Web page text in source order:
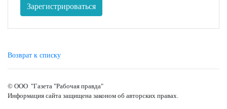
Зарегистрироваться
Возврат к списку
© ООО "Газета "Рабочая правда"
Информация сайта защищена законом об авторских правах.